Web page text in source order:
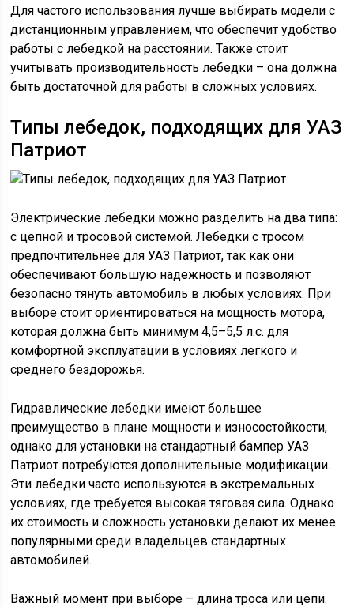
Для частого использования лучше выбирать модели с
дистанционным управлением, что обеспечит удобство
работы с лебедкой на расстоянии. Также стоит
учитывать производительность лебедки – она должна
быть достаточной для работы в сложных условиях.
Типы лебедок, подходящих для УАЗ
Патриот
Электрические лебедки можно разделить на два типа:
с цепной и тросовой системой. Лебедки с тросом
предпочтительнее для УАЗ Патриот, так как они
обеспечивают большую надежность и позволяют
безопасно тянуть автомобиль в любых условиях. При
выборе стоит ориентироваться на мощность мотора,
которая должна быть минимум 4,5–5,5 л.с. для
комфортной эксплуатации в условиях легкого и
среднего бездорожья.
Гидравлические лебедки имеют большее
преимущество в плане мощности и износостойкости,
однако для установки на стандартный бампер УАЗ
Патриот потребуются дополнительные модификации.
Эти лебедки часто используются в экстремальных
условиях, где требуется высокая тяговая сила. Однако
их стоимость и сложность установки делают их менее
популярными среди владельцев стандартных
автомобилей.
Важный момент при выборе – длина троса или цепи.